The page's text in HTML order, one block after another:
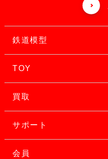
鉄道模型
TOY
買取
サポート
会員